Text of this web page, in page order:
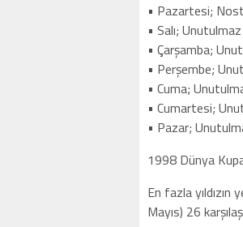
• Pazartesi;
• Salı;
• Çarşamba;
• Perşembe;
• Cuma;
• Cumartesi;
• Pazar;
1998 Dünya
En fazla
Mayıs) 26